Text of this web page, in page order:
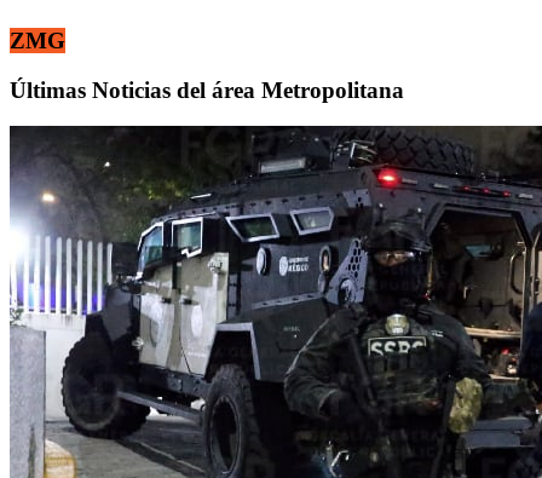
ZMG
Últimas Noticias del área Metropolitana